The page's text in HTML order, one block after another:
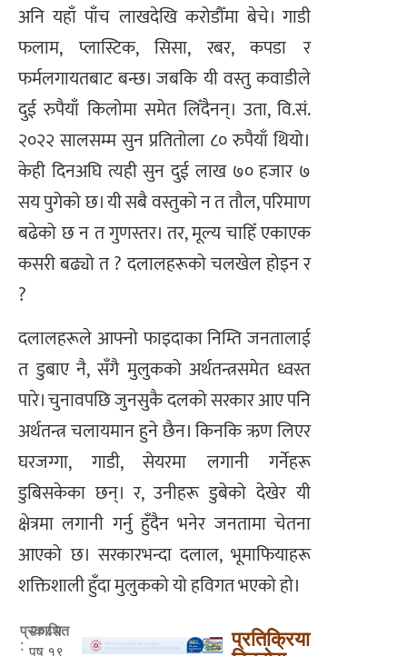
अनि यहाँ पाँच लाखदेखि करोडौँमा बेचे। गाडी
फलाम, प्लास्टिक, सिसा, रबर, कपडा र
फर्मलगायतबाट बन्छ। जबकि यी वस्तु कवाडीले
दुई रुपैयाँ किलोमा समेत लिँदैनन्। उता, वि.सं.
२०२२ सालसम्म सुन प्रतितोला ८० रुपैयाँ थियो।
केही दिनअघि त्यही सुन दुई लाख ७० हजार ७
सय पुगेको छ। यी सबै वस्तुको न त तौल, परिमाण
बढेको छ न त गुणस्तर। तर, मूल्य चाहिँ एकाएक
कसरी बढ्यो त ? दलालहरूको चलखेल होइन र
?
दलालहरूले आफ्नो फाइदाका निम्ति जनतालाई
त डुबाए नै, सँगै मुलुकको अर्थतन्त्रसमेत ध्वस्त
पारे। चुनावपछि जुनसुकै दलको सरकार आए पनि
अर्थतन्त्र चलायमान हुने छैन। किनकि ऋण लिएर
घरजग्गा, गाडी, सेयरमा लगानी गर्नेहरू
डुबिसकेका छन्। र, उनीहरू डुबेको देखेर यी
क्षेत्रमा लगानी गर्नु हुँदैन भनेर जनतामा चेतना
आएको छ। सरकारभन्दा दलाल, भूमाफियाहरू
शक्तिशाली हुँदा मुलुकको यो हविगत भएको हो।
प्रकाशित
:
२०८२
पुष १९
प्रतिक्रिया